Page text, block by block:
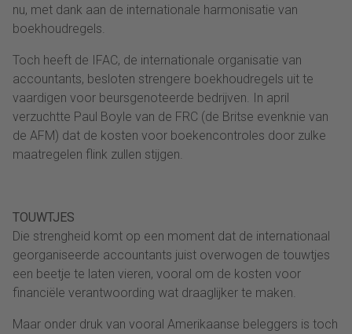
nu, met dank aan de internationale harmonisatie van
boekhoudregels.
Toch heeft de IFAC, de internationale organisatie van
accountants, besloten strengere boekhoudregels uit te
vaardigen voor beursgenoteerde bedrijven. In april
verzuchtte Paul Boyle van de FRC (de Britse evenknie van
de AFM) dat de kosten voor boekencontroles door zulke
maatregelen flink zullen stijgen.
TOUWTJES
Die strengheid komt op een moment dat de internationaal
georganiseerde accountants juist overwogen de touwtjes
een beetje te laten vieren, vooral om de kosten voor
financiële verantwoording wat draaglijker te maken.
Maar onder druk van vooral Amerikaanse beleggers is toch